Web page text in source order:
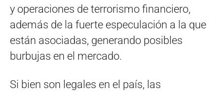
y operaciones de terrorismo financiero,
además de la fuerte especulación a la que
están asociadas, generando posibles
burbujas en el mercado.
Si bien son legales en el país, las